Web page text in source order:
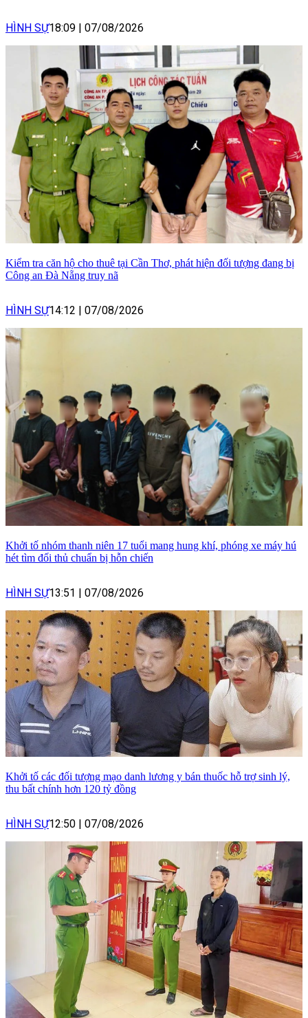
HÌNH SỰ18:09 07/08/2026
Kiểm tra căn hộ cho thuê tại Cần Thơ, phát hiện đối tượng đang bị
Công an Đà Nẵng truy nã
HÌNH SỰ14:12 07/08/2026
Khởi tố nhóm thanh niên 17 tuổi mang hung khí, phóng xe máy hú
hét tìm đối thủ chuẩn bị hỗn chiến
HÌNH SỰ13:51 07/08/2026
Khởi tố các đối tượng mạo danh lương y bán thuốc hỗ trợ sinh lý,
thu bất chính hơn 120 tỷ đồng
HÌNH SỰ12:50 07/08/2026